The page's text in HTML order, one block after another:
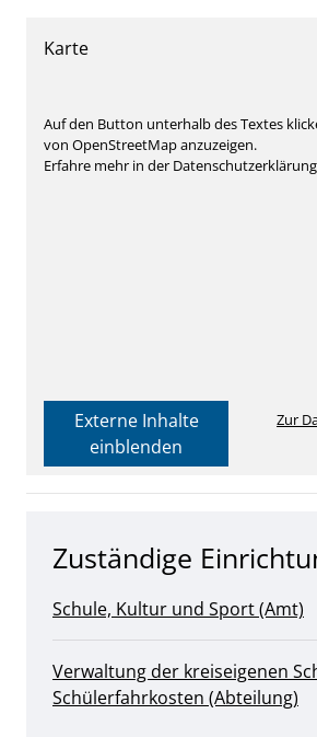
Karte
Auf den Button unterhalb des Textes
von OpenStreetMap anzuzeigen.
Erfahre mehr in der
Externe Inhalte
einblenden
Zur
Zuständige
Schule, Kultur und Sport (Amt)
Verwaltung der kreiseigenen
Schülerfahrkosten (Abteilung)